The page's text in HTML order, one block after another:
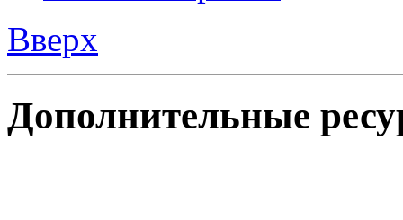
Вверх
Дополнительные